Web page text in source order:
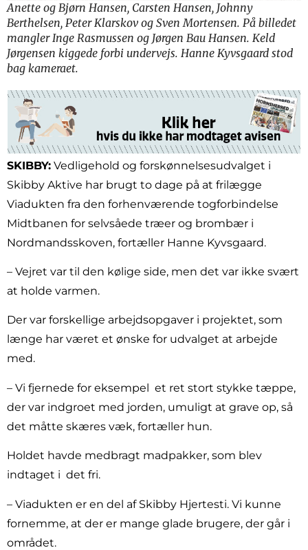
Anette og Bjørn Hansen, Carsten Hansen, Johnny
Berthelsen, Peter Klarskov og Sven Mortensen. På billedet
mangler Inge Rasmussen og Jørgen Bau Hansen. Keld
Jørgensen kiggede forbi undervejs. Hanne Kyvsgaard stod
bag kameraet.
SKIBBY: Vedligehold og forskønnelsesudvalget i
Skibby Aktive har brugt to dage på at frilægge
Viadukten fra den forhenværende togforbindelse
Midtbanen for selvsåede træer og brombær i
Nordmandsskoven, fortæller Hanne Kyvsgaard.
– Vejret var til den kølige side, men det var ikke svært
at holde varmen.
Der var forskellige arbejdsopgaver i projektet, som
længe har været et ønske for udvalget at arbejde
med.
– Vi fjernede for eksempel et ret stort stykke tæppe,
der var indgroet med jorden, umuligt at grave op, så
det måtte skæres væk, fortæller hun.
Holdet havde medbragt madpakker, som blev
indtaget i det fri.
– Viadukten er en del af Skibby Hjertesti. Vi kunne
fornemme, at der er mange glade brugere, der går i
området.